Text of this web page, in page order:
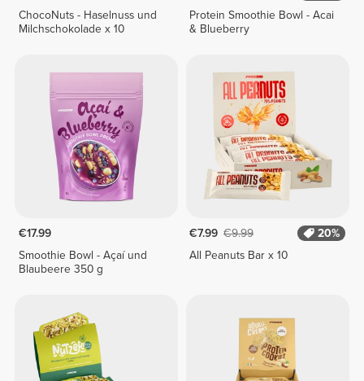
ChocoNuts - Haselnuss und
Milchschokolade x 10
Protein Smoothie Bowl - Acai
& Blueberry
€17.99
Smoothie Bowl - Açaí und
Blaubeere 350 g
€7.99 €9.99
20%
All Peanuts Bar x 10